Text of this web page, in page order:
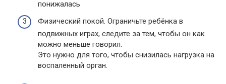
понижалась
Физический покой. Ограничьте ребёнка в
подвижных играх, следите за тем, чтобы он как
можно меньше говорил.
Это нужно для того, чтобы снизилась нагрузка на
воспаленный орган.